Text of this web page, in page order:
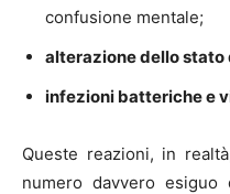
confusione mentale;
alterazione dello stato
infezioni batteriche e
Queste reazioni, in
numero davvero